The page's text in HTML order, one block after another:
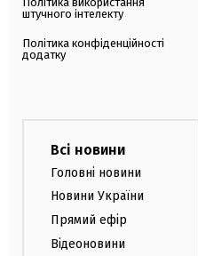
штучного інтелекту
Політика конфіденційності
додатку
Всі новини
Головні новини
Новини України
Прямий ефір
Відеоновини